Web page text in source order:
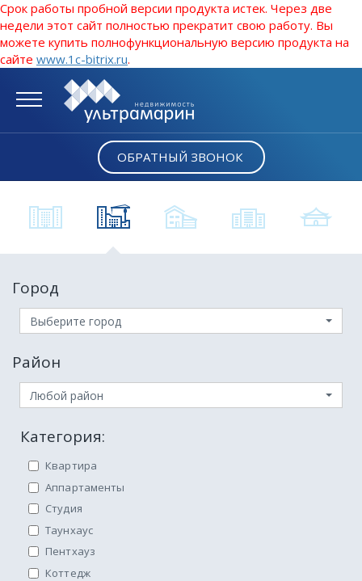
Срок работы пробной версии продукта истек. Через две
недели этот сайт полностью прекратит свою работу. Вы
можете купить полнофункциональную версию продукта на
сайте www.1c-bitrix.ru.
ОБРАТНЫЙ ЗВОНОК
Город
Выберите город
Район
Любой район
Категория:
Квартира
Аппартаменты
Студия
Таунхаус
Пентхауз
Коттедж